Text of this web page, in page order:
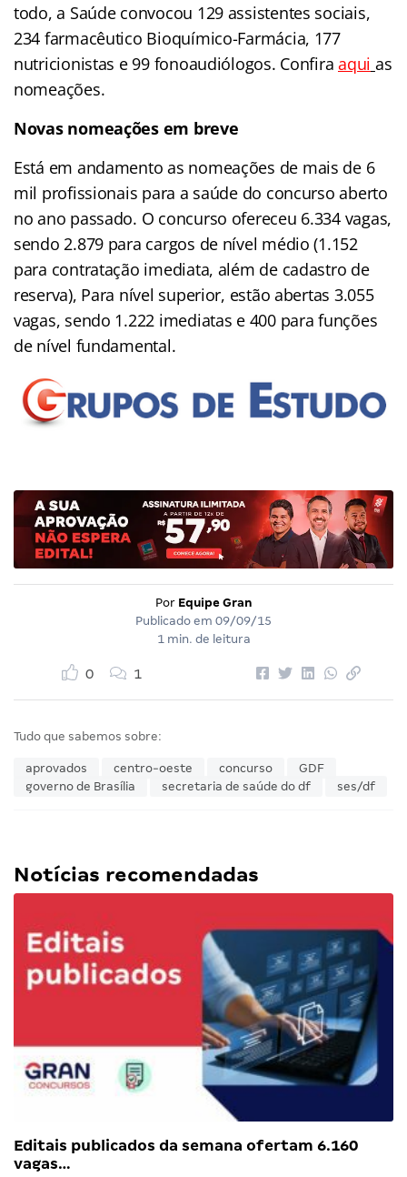
todo, a Saúde convocou 129 assistentes sociais,
234 farmacêutico Bioquímico-Farmácia, 177
nutricionistas e 99 fonoaudiólogos. Confiraaqui as
nomeações.
Novas nomeações em breve
Está em andamento as nomeações de mais de 6
mil profissionais para a saúde do concurso aberto
no ano passado. O concurso ofereceu 6.334 vagas,
sendo 2.879 para cargos de nível médio (1.152
para contratação imediata, além de cadastro de
reserva), Para nível superior, estão abertas 3.055
vagas, sendo 1.222 imediatas e 400 para funções
de nível fundamental.
Por Equipe Gran
Publicado em 09/09/15
1 min. de leitura
0 1
Tudo que sabemos sobre:
aprovados centro-oeste concurso
GDF
governo de Brasília
secretaria de saúde do df ses/df
Notícias recomendadas
Editais publicados da semana ofertam 6.160
vagas…